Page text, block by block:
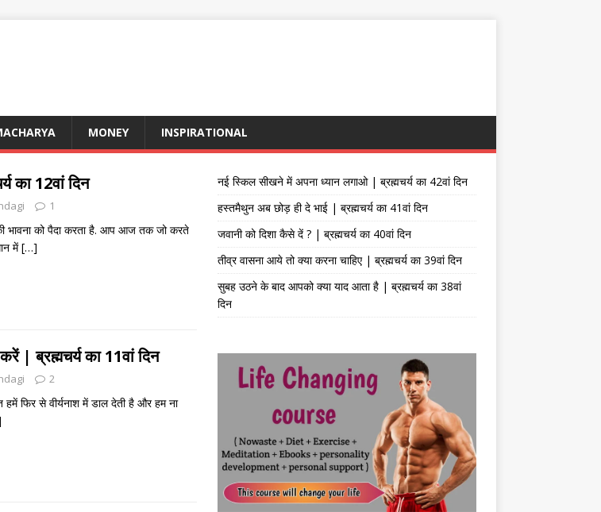
MONEY INSPIRATIONAL
का 12वां दिन
1
भावना को पैदा करता है. आप आज तक जो करते
में[…]
| ब्रह्मचर्य का 11वां दिन
2
हमें फिर से वीर्यनाश में डाल देती है और हम ना
नई स्किल सीखने में अपना ध्यान लगाओ | ब्रह्मचर्य का 42वां दिन
हस्तमैथुन अब छोड़ ही दे भाई | ब्रह्मचर्य का 41वां दिन
जवानी को दिशा कैसे दें ? | ब्रह्मचर्य का 40वां दिन
तीव्र वासना आये तो क्या करना चाहिए | ब्रह्मचर्य का 39वां दिन
सुबह उठने के बाद आपको क्या याद आता है | ब्रह्मचर्य का 38वां
दिन